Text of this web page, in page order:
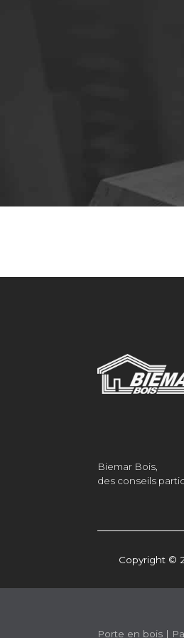
Biemar Bois,
des conseils
Copyright ©
Porte en bois |